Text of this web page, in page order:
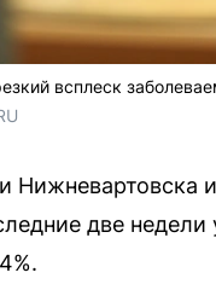
всплеск
две